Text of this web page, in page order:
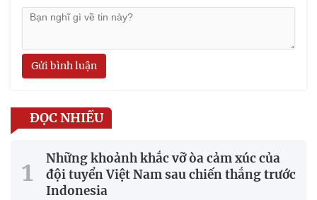
Gửi bình luận
ĐỌC NHIỀU
Những khoảnh khắc vỡ òa cảm xúc của
đội tuyển Việt Nam sau chiến thắng trước
Indonesia